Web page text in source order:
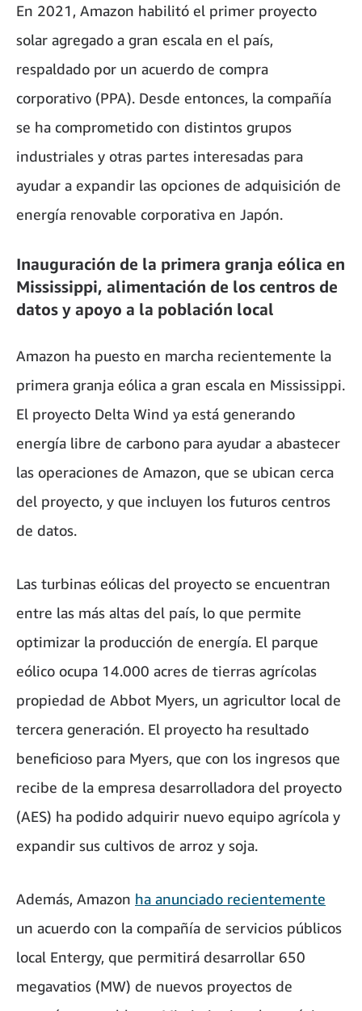
En 2021, Amazon habilitó el primer proyecto
solar agregado a gran escala en el país,
respaldado por un acuerdo de compra
corporativo (PPA). Desde entonces, la compañía
se ha comprometido con distintos grupos
industriales y otras partes interesadas para
ayudar a expandir las opciones de adquisición de
energía renovable corporativa en Japón.
Inauguración de la primera granja eólica en
Mississippi, alimentación de los centros de
datos y apoyo a la población local
Amazon ha puesto en marcha recientemente la
primera granja eólica a gran escala en Mississippi.
El proyecto Delta Wind ya está generando
energía libre de carbono para ayudar a abastecer
las operaciones de Amazon, que se ubican cerca
del proyecto, y que incluyen los futuros centros
de datos.
Las turbinas eólicas del proyecto se encuentran
entre las más altas del país, lo que permite
optimizar la producción de energía. El parque
eólico ocupa 14.000 acres de tierras agrícolas
propiedad de Abbot Myers, un agricultor local de
tercera generación. El proyecto ha resultado
beneficioso para Myers, que con los ingresos que
recibe de la empresa desarrolladora del proyecto
(AES) ha podido adquirir nuevo equipo agrícola y
expandir sus cultivos de arroz y soja.
Además, Amazon ha anunciado recientemente
un acuerdo con la compañía de servicios públicos
local Entergy, que permitirá desarrollar 650
megavatios (MW) de nuevos proyectos de